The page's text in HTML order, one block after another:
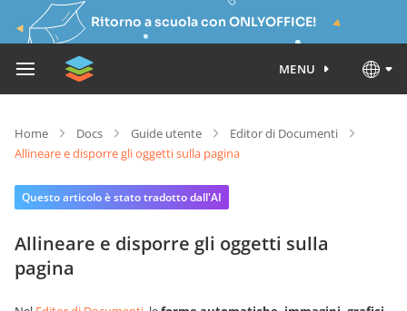
Ritorno a scuola con ONLYOFFICE!
MENU
Home Docs Guide utente
Editor di Documenti
Allineare e disporre gli oggetti sulla pagina
Questo articolo è stato tradotto dall'AI
Allineare e disporre gli oggetti sulla
pagina